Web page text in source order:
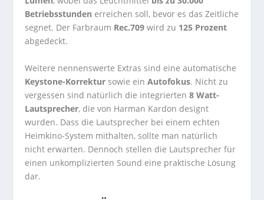
Betriebsstunden erreichen soll, bevor es das Zeitliche
segnet. Der Farbraum Rec.709 wird zu 125 Prozent
abgedeckt.
Weitere nennenswerte Extras sind eine automatische
Keystone-Korrektur sowie einAutofokus. Nicht zu
vergessen sind natürlich die integrierten8 Watt-
Lautsprecher, die von Harman Kardon designt
wurden. Dass die Lautsprecher bei einem echten
Heimkino-System mithalten, sollte man natürlich
nicht erwarten. Dennoch stellen die Lautsprecher für
einen unkomplizierten Sound eine praktische Lösung
dar.